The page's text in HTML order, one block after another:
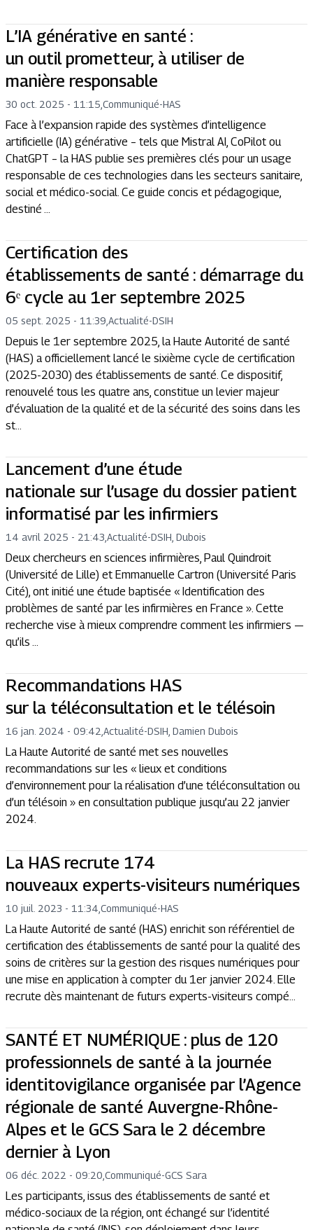
L’IA générative en santé :
un outil prometteur, à utiliser de
manière responsable
30 oct. 2025 - 11:15 Communiqué-HAS
Face à l’expansion rapide des systèmes d’intelligence
artificielle (IA) générative – tels que Mistral AI, CoPilot ou
ChatGPT – la HAS publie ses premières clés pour un usage
responsable de ces technologies dans les secteurs sanitaire,
social et médico-social. Ce guide concis et pédagogique,
destiné ...
Certification des
établissements de santé : démarrage du
6ᵉ cycle au 1er septembre 2025
05 sept. 2025 - 11:39 Actualité-DSIH
Depuis le 1er septembre 2025, la Haute Autorité de santé
(HAS) a officiellement lancé le sixième cycle de certification
(2025-2030) des établissements de santé. Ce dispositif,
renouvelé tous les quatre ans, constitue un levier majeur
d’évaluation de la qualité et de la sécurité des soins dans les
st...
Lancement d’une étude
nationale sur l’usage du dossier patient
informatisé par les infirmiers
14 avril 2025 - 21:43 Actualité-DSIH, Dubois
Deux chercheurs en sciences infirmières, Paul Quindroit
(Université de Lille) et Emmanuelle Cartron (Université Paris
Cité), ont initié une étude baptisée « Identification des
problèmes de santé par les infirmières en France ». Cette
recherche vise à mieux comprendre comment les infirmiers —
qu’ils ...
Recommandations HAS
sur la téléconsultation et le télésoin
16 jan. 2024 - 09:42 Actualité-DSIH, Damien Dubois
La Haute Autorité de santé met ses nouvelles
recommandations sur les « lieux et conditions
d’environnement pour la réalisation d’une téléconsultation ou
d’un télésoin » en consultation publique jusqu’au 22 janvier
2024.
La HAS recrute 174
nouveaux experts-visiteurs numériques
10 juil. 2023 - 11:34 Communiqué-HAS
La Haute Autorité de santé (HAS) enrichit son référentiel de
certification des établissements de santé pour la qualité des
soins de critères sur la gestion des risques numériques pour
une mise en application à compter du 1er janvier 2024. Elle
recrute dès maintenant de futurs experts-visiteurs compé...
SANTÉ ET NUMÉRIQUE : plus de 120
professionnels de santé à la journée
identitovigilance organisée par l’Agence
régionale de santé Auvergne-Rhône-
Alpes et le GCS Sara le 2 décembre
dernier à Lyon
06 déc. 2022 - 09:20 Communiqué-GCS Sara
Les participants, issus des établissements de santé et
médico-sociaux de la région, ont échangé sur l’identité